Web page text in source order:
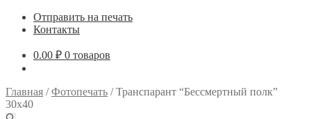
Отправить на печать
Контакты
0.00 ₽ 0 товаров
Главная /Фотопечать /Транспарант “Бессмертный полк”
30х40